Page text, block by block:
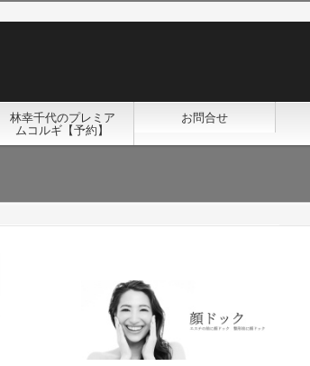
林幸千代のプレミア
ムコルギ【予約】
お問合せ